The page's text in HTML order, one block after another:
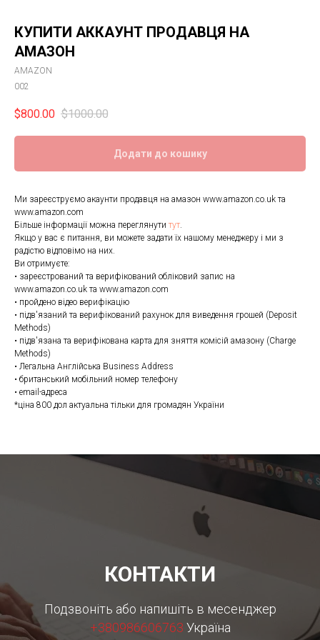
КУПИТИ АККАУНТ ПРОДАВЦЯ НА
АМАЗОН
AMAZON
002
$800.00 $1000.00
Додати до кошику
Ми зареєструємо акаунти продавця на амазон www.amazon.co.uk та
www.amazon.com
Більше інформації можна переглянути тут.
Якщо у вас є питання, ви можете задати їх нашому менеджеру і ми з
радістю відповімо на них.
Ви отримуєте:
• зареєстрований та верифікований обліковий запис на
www.amazon.co.uk та www.amazon.com
• пройдено відео верифікацію
• підв'язаний та верифікований рахунок для виведення грошей (Deposit
Methods)
• підв'язана та верифікована карта для зняття комісій амазону (Charge
Methods)
• Легальна Англійська Business Address
• британський мобільний номер телефону
• email-адреса
*ціна 800 дол актуальна тільки для громадян України
КОНТАКТИ
Подзвоніть або напишіть в месенджер
+380986606763 Україна